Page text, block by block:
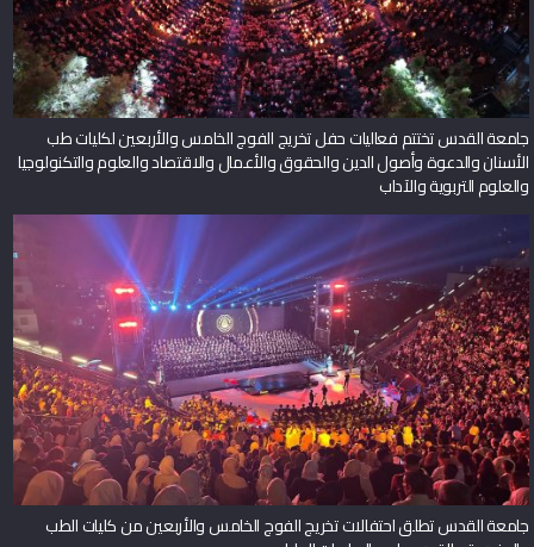
جامعة القدس تختتم فعاليات حفل تخريج الفوج الخامس والأربعين لكليات طب
الأسنان والدعوة وأصول الدين والحقوق والأعمال والاقتصاد والعلوم والتكنولوجيا
والعلوم التربوية والآداب
جامعة القدس تطلق احتفالات تخريج الفوج الخامس والأربعين من كليات الطب